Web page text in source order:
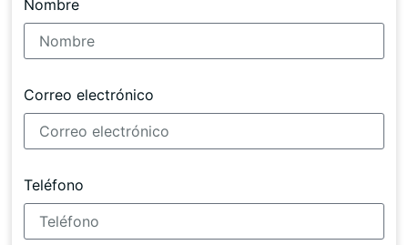
Nombre
Correo electrónico
Teléfono